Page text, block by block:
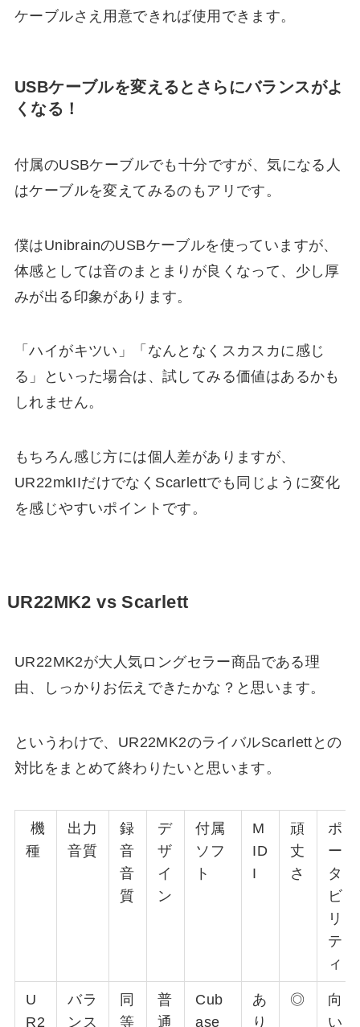
ケーブルさえ用意できれば使用できます。
USBケーブルを変えるとさらにバランスがよ
くなる！
付属のUSBケーブルでも十分ですが、気になる人
はケーブルを変えてみるのもアリです。
僕はUnibrainのUSBケーブルを使っていますが、
体感としては音のまとまりが良くなって、少し厚
みが出る印象があります。
「ハイがキツい」「なんとなくスカスカに感じ
る」といった場合は、試してみる価値はあるかも
しれません。
もちろん感じ方には個人差がありますが、
UR22mkIIだけでなくScarlettでも同じように変化
を感じやすいポイントです。
UR22MK2 vs Scarlett
UR22MK2が大人気ロングセラー商品である理
由、しっかりお伝えできたかな？と思います。
というわけで、UR22MK2のライバルScarlettとの
対比をまとめて終わりたいと思います。
機
種
出力
音質
録
音
音
質
デ
ザ
イ
ン
付属
ソフ
ト
M
ID
I
頑
丈
さ
ポ
ー
タ
ビ
リ
テ
ィ
U
R2
バラ
ンス
同
等
普
通
Cub
ase
あ
り
◎
向
い